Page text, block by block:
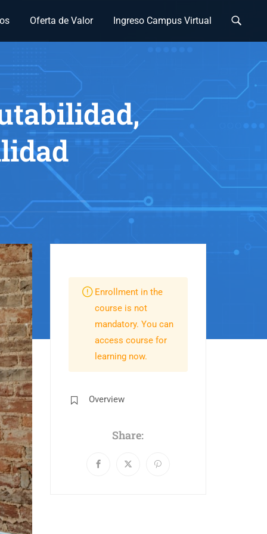
Oferta de Valor Ingreso Campus Virtual
Enrollment in the
course is not
mandatory. You can
access course for
learning now.
Overview
Share: